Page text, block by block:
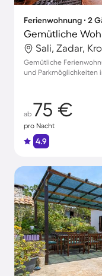
Ferienwohnung ∙ 2
Gemütliche
Sali, Zadar,
Gemütliche
und Parkmöglichkeiten
ab 75 €
pro Nacht
4.9